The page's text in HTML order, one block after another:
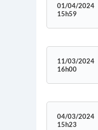
01/04/2024
15h59
11/03/2024
16h00
04/03/2024
15h23